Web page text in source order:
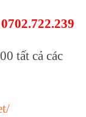
0702.722.239
tất cả các